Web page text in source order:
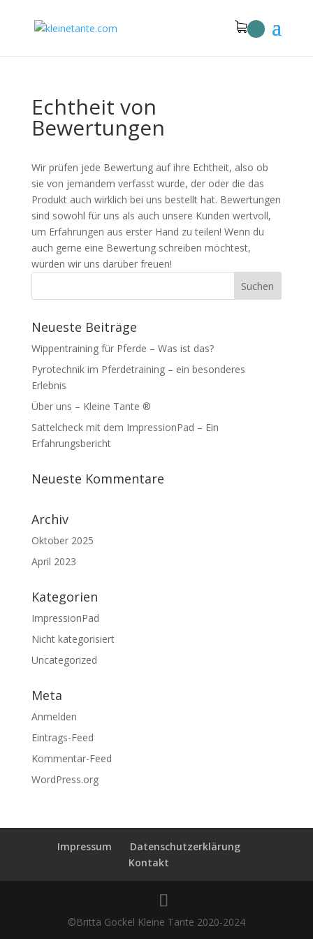
Echtheit von
Bewertungen
Wir prüfen jede Bewertung auf ihre Echtheit, also ob
sie von jemandem verfasst wurde, der oder die das
Produkt auch wirklich bei uns bestellt hat. Bewertungen
sind sowohl für uns als auch unsere Kunden wertvoll,
um Erfahrungen aus erster Hand zu teilen! Wenn du
auch gerne eine Bewertung schreiben möchtest,
würden wir uns darüber freuen!
Neueste Beiträge
Wippentraining für Pferde – Was ist das?
Pyrotechnik im Pferdetraining – ein besonderes
Erlebnis
Über uns – Kleine Tante ®
Sattelcheck mit dem ImpressionPad – Ein
Erfahrungsbericht
Neueste Kommentare
Archiv
Oktober 2025
April 2023
Kategorien
ImpressionPad
Nicht kategorisiert
Uncategorized
Meta
Anmelden
Eintrags-Feed
Kommentar-Feed
WordPress.org
Impressum
Datenschutzerklärung
Kontakt
©Britta Gockel Kleine Tante 2020-2024